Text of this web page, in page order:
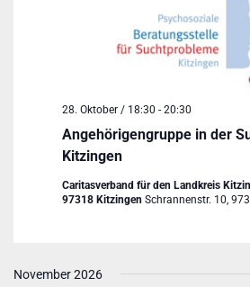
Angehörigengruppe in der
Kitzingen
28. Oktober / 18:30 - 20:30
Caritasverband für den Landkreis
97318 Kitzingen Schrannenstr. 10,
November 2026